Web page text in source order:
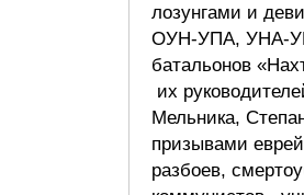
лозунгами и
ОУН-УПА, УНА-
батальонов
их
Мельника,
призывами
разбоев,